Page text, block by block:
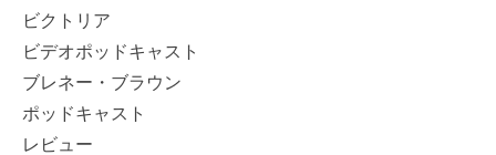
ビクトリア
ビデオポッドキャスト
ブレネー・ブラウン
ポッドキャスト
レビュー